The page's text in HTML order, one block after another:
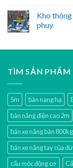
Kho
phuy
TÌM SẢN
5m bàn nang hạ
bàn nâng điện cao 2m
bán xe nâng bàn
bán xe nâng tay của
cẩu móc động cơ